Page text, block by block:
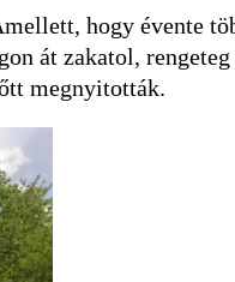
hogy évente
át zakatol, rengeteg
megnyitották.